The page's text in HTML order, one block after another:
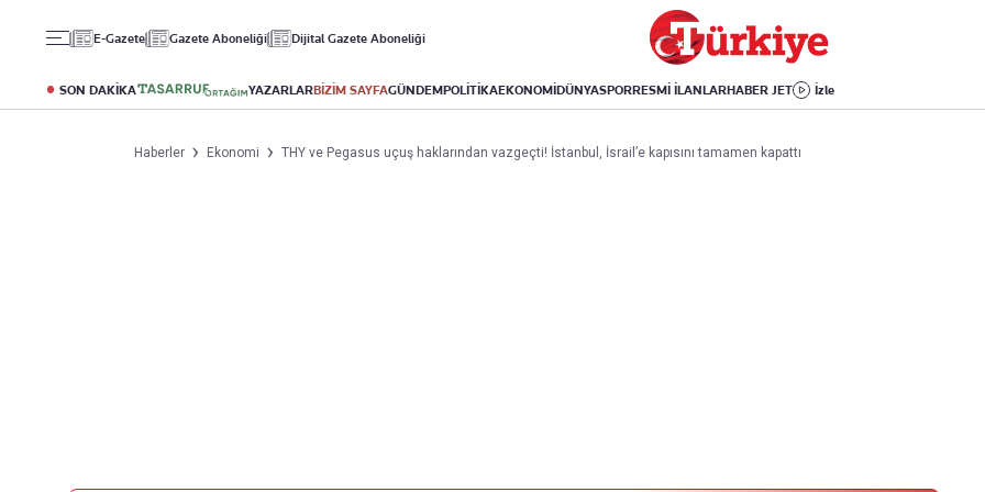
E-Gazete Gazete Aboneliği Dijital Gazete Aboneliği
SON DAKİKA YAZARLARBİZİM SAYFAGÜNDEMPOLİTİKAEKONOMİDÜNYASPORRESMİ İLANLARHABER JET İzle
Altın
Döviz
Kripto Para
Puan Durumu
Fikstür
Avrupa Ligi
Avrupa
Amerika
İsrail-Gazze
Yaşam
Sağlık
Yemek
Aktüel
Kitap
Haberler Ekonomi THY ve Pegasus uçuş haklarından vazgeçti! İstanbul, İsrail’e kapısını tamamen kapattı